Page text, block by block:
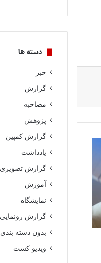
دسته ها
خبر
گزارش
مصاحبه
پژوهش
گزارش کمپین
یادداشت
گزارش تصویری
آموزش
نمایشگاه
گزارش رونمایی
بدون دسته بندی
ویدیو کست